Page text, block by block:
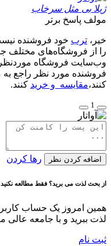
ژیلا بی مثل سرخاب
مولف پاسخ برتر
خیر، ترب خود فروشنده
را از فروشگاه‌های مختلف
وب‌سایت فروشگاه موردنظر
فروشنده مورد نظر راجع
کنند،مقایسه و خرید کنند.
1
اضافه کردن نظر رها کردن
از بحث لذت می برید؟ فقط مطالعه نکنید،
همین امروز یک حساب
لذت ببرید و با جامعه عالی
ثبت نام